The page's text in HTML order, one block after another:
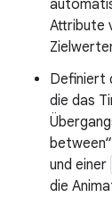
Attribute
Definiert
die das
und einer
die